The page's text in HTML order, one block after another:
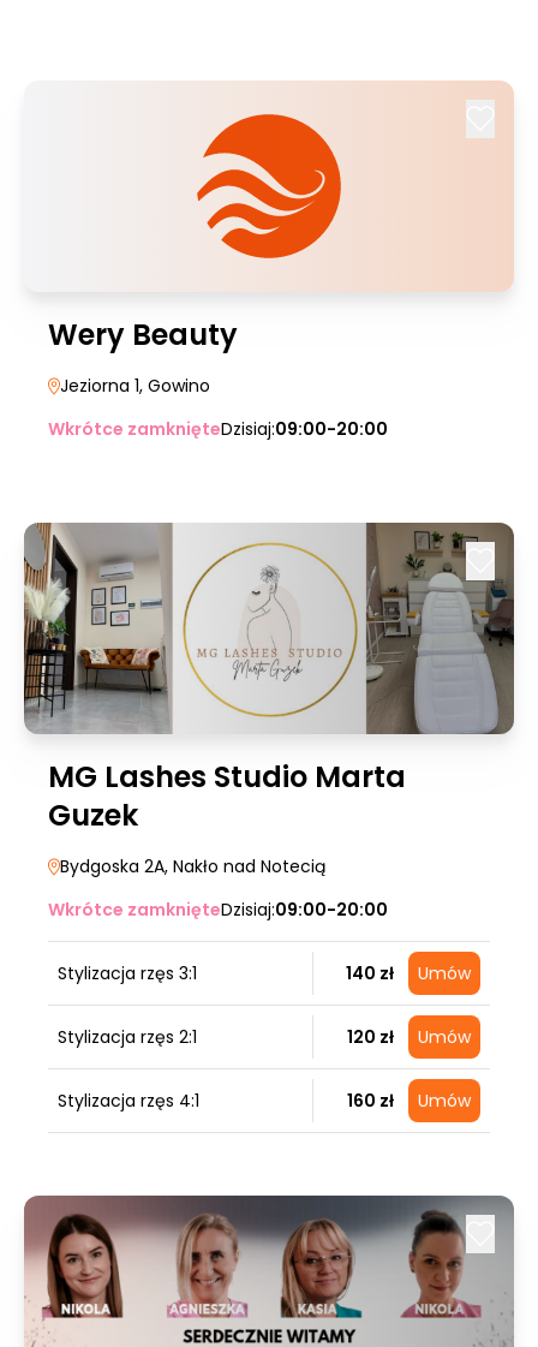
Wery Beauty
Jeziorna 1, Gowino
Wkrótce zamknięteDzisiaj:09:00-20:00
MG Lashes Studio Marta
Guzek
Bydgoska 2A, Nakło nad Notecią
Wkrótce zamknięteDzisiaj:09:00-20:00
Stylizacja rzęs 3:1 140 zł Umów
Stylizacja rzęs 2:1 120 zł Umów
Stylizacja rzęs 4:1 160 zł Umów